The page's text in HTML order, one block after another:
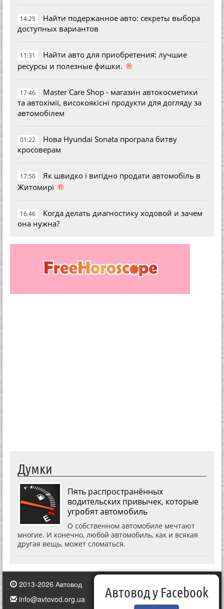
14:25
Найти подержанное авто: секреты выбора
доступных вариантов
11:31
Найти авто для приобретения: лучшие
ресурсы и полезные фишки. ®
17:46
Master Care Shop - магазин автокосметики
та автохімії, високоякісні продукти для догляду за
автомобілем
01:22
Нова Hyundai Sonata програла битву
кросоверам
17:50
Як швидко і вигідно продати автомобіль в
Житомирі ®
16:46
Когда делать диагностику ходовой и зачем
она нужна?
Думки
Пять распространённых
водительских привычек, которые
угробят автомобиль
О собственном автомобиле мечтают
многие. И конечно, любой автомобиль, как и всякая
другая вещь, может сломаться.
2013-2026 Автовод
info@avtovod.org.ua
Автовод у Facebook